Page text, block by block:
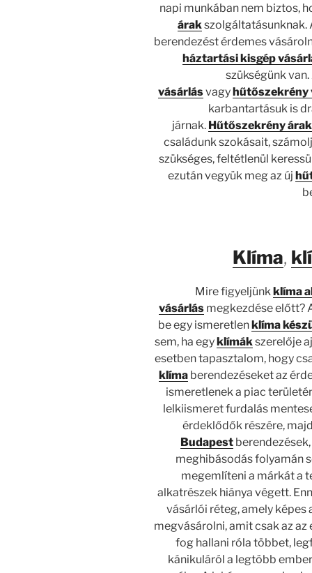
napi munkában nem biztos,
árak
berendezést érdemes
háztartási kisgép
szükségünk
vásárlásvagyhűtőszekrény
karbantartásuk is
járnak. Hűtőszekrény
családunk szokásait,
szükséges, feltétlenül
ezután vegyük meg az új
Klíma,
Mire figyeljünkklíma
vásárlásmegkezdése előtt?
be egy ismeretlenklíma
sem, ha egyklímákszerelője
esetben tapasztalom, hogy
klímaberendezéseket az
ismeretlenek a piac
lelkiismeret furdalás
érdeklődők részére,
Budapest
meghibásodás folyamán
megemlíteni a márkát a
alkatrészek hiánya végett.
vásárlói réteg, amely képes
megvásárolni, amit csak az az
fog hallani róla többet,
kánikuláról a legtöbb